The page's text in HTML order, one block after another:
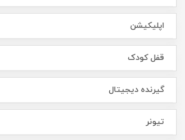
اپلیکیشن
قفل کودک
گیرنده دیجیتال
تیونر